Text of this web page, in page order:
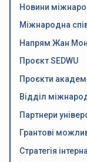
Новини
Міжнародна
Напрям Жан
Проєкт SEDWU
Проєкти
Відділ
Партнери
Грантові
Стратегія